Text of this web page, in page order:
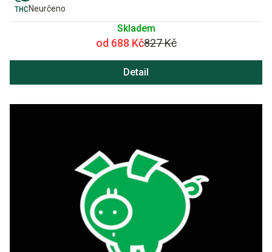
Neurčeno
Skladem
od 688 Kč827 Kč
Detail